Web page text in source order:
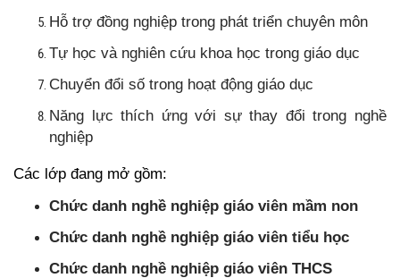
Hỗ trợ đồng nghiệp trong phát triển chuyên môn
Tự học và nghiên cứu khoa học trong giáo dục
Chuyển đổi số trong hoạt động giáo dục
Năng lực thích ứng với sự thay đổi trong nghề
nghiệp
Các lớp đang mở gồm:
Chức danh nghề nghiệp giáo viên mầm non
Chức danh nghề nghiệp giáo viên tiểu học
Chức danh nghề nghiệp giáo viên THCS